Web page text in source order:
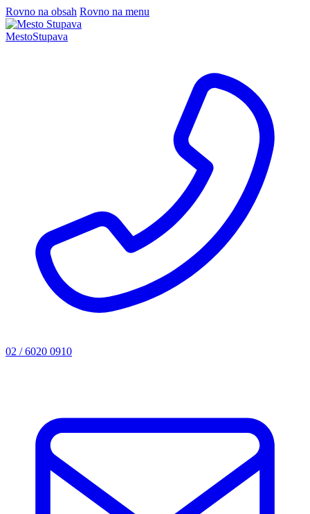
Rovno na obsah Rovno na menu
MestoStupava
02 / 6020 0910